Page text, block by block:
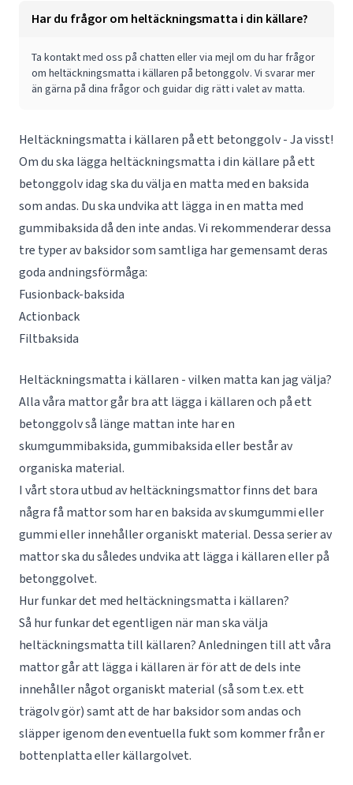
Har du frågor om heltäckningsmatta i din källare?
Ta kontakt med oss på chatten eller via mejlom du har frågor
om heltäckningsmatta i källaren på betonggolv. Vi svarar mer
än gärna på dina frågor och guidar dig rätt i valet av matta.
Heltäckningsmatta i källaren på ett betonggolv - Ja visst!
Om du ska lägga heltäckningsmatta i din källare på ett
betonggolv idag ska du välja en matta med en baksida
som andas. Du ska undvika att lägga in en matta med
gummibaksida då den inte andas. Vi rekommenderar dessa
tre typer av baksidor som samtliga har gemensamt deras
goda andningsförmåga:
Fusionback-baksida
Actionback
Filtbaksida
Heltäckningsmatta i källaren - vilken matta kan jag välja?
Alla våra mattor går bra att lägga i källaren och på ett
betonggolv så länge mattan inte har en
skumgummibaksida, gummibaksida eller består av
organiska material.
I vårt stora utbud av heltäckningsmattor finns det bara
några få mattor som har en baksida av skumgummi eller
gummi eller innehåller organiskt material. Dessa serier av
mattor ska du således undvika att lägga i källaren eller på
betonggolvet.
Hur funkar det med heltäckningsmatta i källaren?
Så hur funkar det egentligen när man ska välja
heltäckningsmatta till källaren? Anledningen till att våra
mattor går att lägga i källaren är för att de dels inte
innehåller något organiskt material (så som t.ex. ett
trägolv gör) samt att de har baksidor som andas och
släpper igenom den eventuella fukt som kommer från er
bottenplatta eller källargolvet.